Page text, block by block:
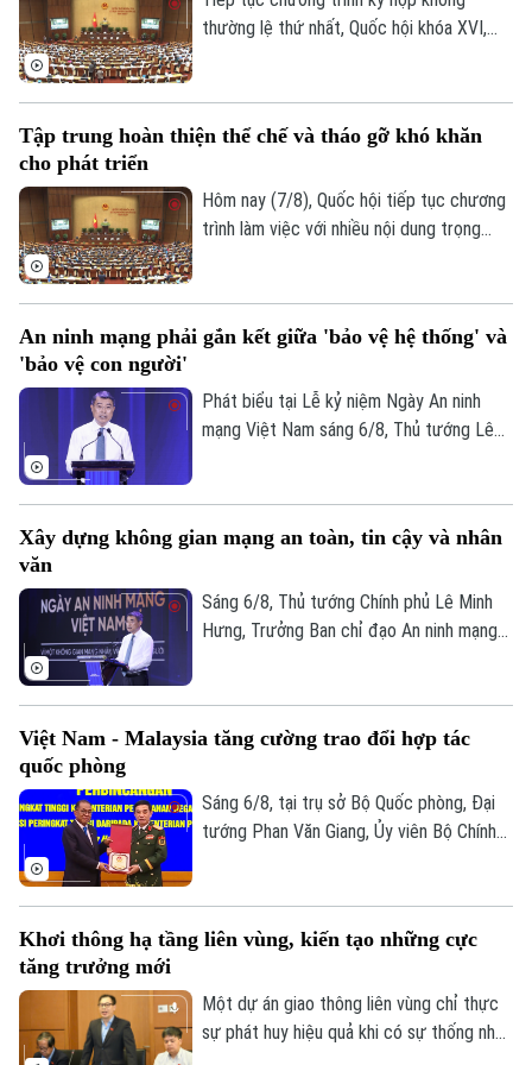
Di tích
Dinh dưỡng
Tư vấn sức khỏe
Bóng đá
Quần vợt
Golf
Giải trí
Sao
Điện ảnh
Thời trang
Âm nhạc
thường lệ thứ nhất, Quốc hội khóa XVI,
triển đô thị.
Tập trung hoàn thiện thể chế và tháo gỡ khó khăn
cho phát triển
Hôm nay (7/8), Quốc hội tiếp tục chương
trình làm việc với nhiều nội dung trọng
được kỳ vọng tháo gỡ điểm nghẽn về thể
đẩy các đô thị phát triển nhanh, bền
vững.
An ninh mạng phải gắn kết giữa 'bảo vệ hệ thống' và
'bảo vệ con người'
Phát biểu tại Lễ kỷ niệm Ngày An ninh
mạng Việt Nam sáng 6/8, Thủ tướng Lê
"bảo vệ hệ thống" và "bảo vệ con người",
Nhân dân làm thước đo cao nhất cho mọi
chính sách.
Xây dựng không gian mạng an toàn, tin cậy và nhân
văn
Sáng 6/8, Thủ tướng Chính phủ Lê Minh
Hưng, Trưởng Ban chỉ đạo An ninh mạng
hoạt động do Ban Chỉ đạo An ninh mạng
với chủ đề “Vì một không gian mạng nhân
văn cho mỗi người”.
Việt Nam - Malaysia tăng cường trao đổi hợp tác
quốc phòng
Sáng 6/8, tại trụ sở Bộ Quốc phòng, Đại
tướng Phan Văn Giang, Ủy viên Bộ Chính
Dato' Seri Mohamed Khaled bin Nordin.
Khơi thông hạ tầng liên vùng, kiến tạo những cực
tăng trưởng mới
Một dự án giao thông liên vùng chỉ thực
sự phát huy hiệu quả khi có sự thống nhất